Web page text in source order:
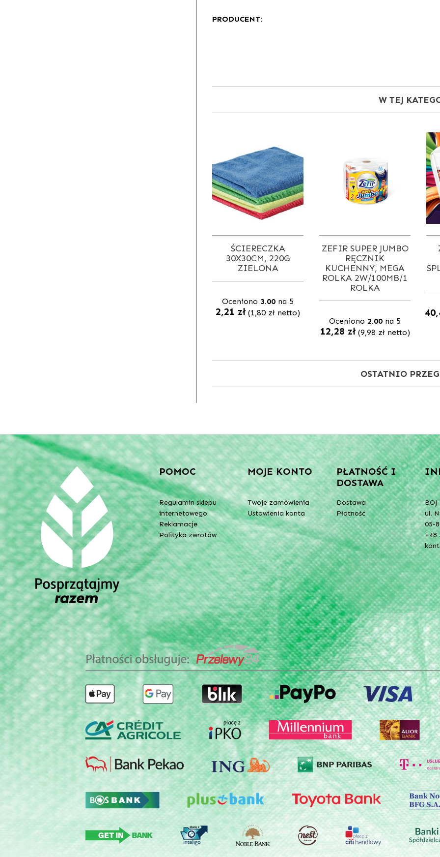
PRODUCENT:
W TEJ
ŚCIERECZKA
30X30CM, 220G
ZIELONA
Oceniono 3.00 na 5
2,21 zł (1,80 zł netto)
ZEFIR SUPER JUMBO
RĘCZNIK
KUCHENNY, MEGA
ROLKA 2W/100MB/1
ROLKA
Oceniono 2.00 na 5
12,28 zł(9,98 złnetto)
OSTATNIO
POMOC
Regulamin sklepu
internetowego
Reklamacje
Polityka zwrotów
MOJE KONTO
Twoje zamówienia
Ustawienia konta
PŁATNOŚĆ I
DOSTAWA
Dostawa
Płatność
ul.
05-
+48